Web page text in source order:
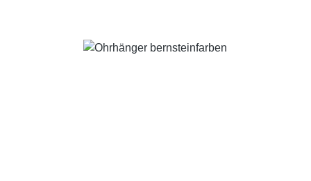
Bildergalerie überspringen